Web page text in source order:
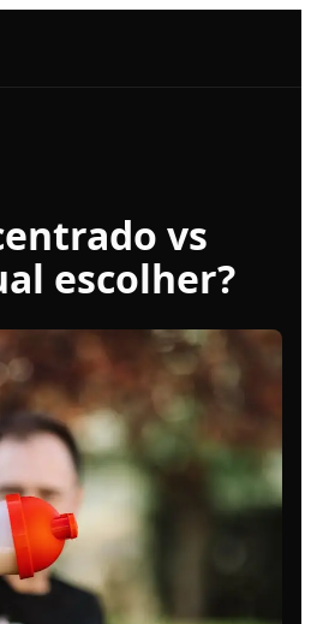
vs
escolher?